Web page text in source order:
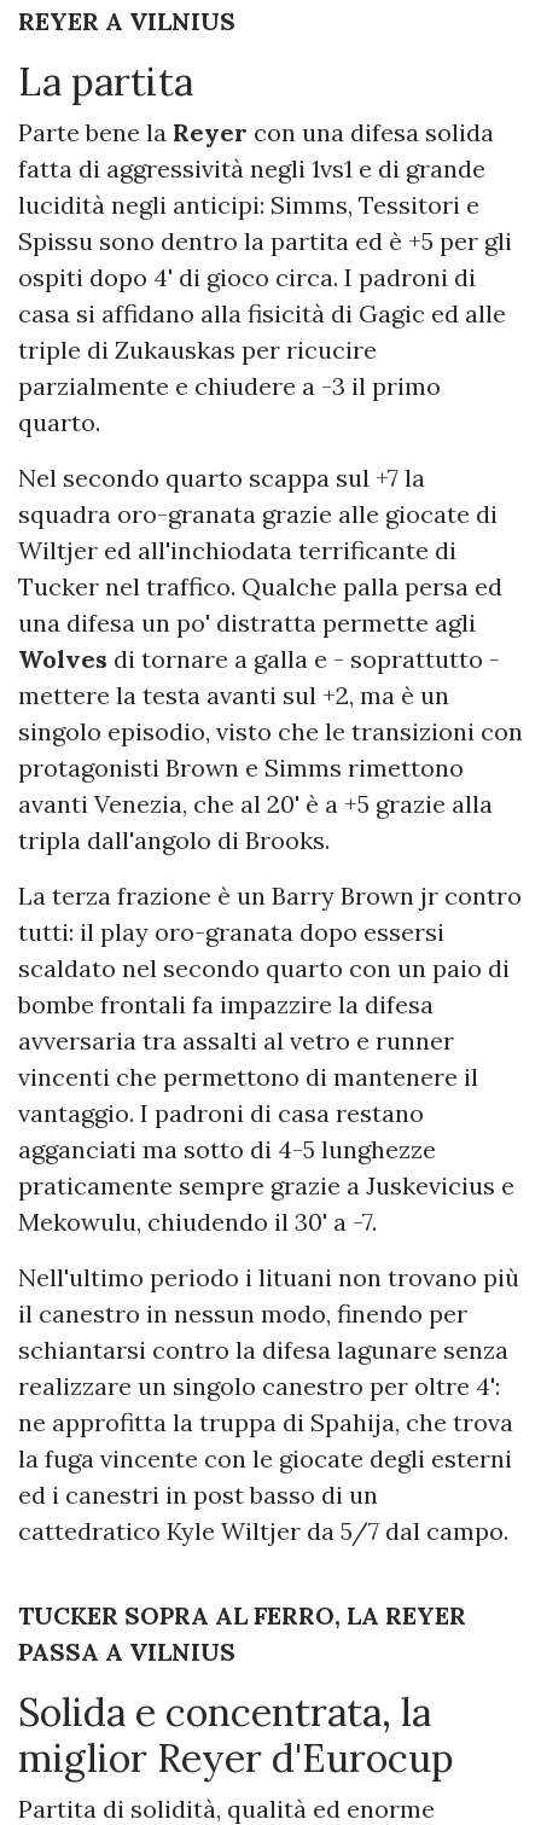
REYER A VILNIUS
La partita
Parte bene la Reyer con una difesa solida
fatta di aggressività negli 1vs1 e di grande
lucidità negli anticipi: Simms, Tessitori e
Spissu sono dentro la partita ed è +5 per gli
ospiti dopo 4' di gioco circa. I padroni di
casa si affidano alla fisicità di Gagic ed alle
triple di Zukauskas per ricucire
parzialmente e chiudere a -3 il primo
quarto.
Nel secondo quarto scappa sul +7 la
squadra oro-granata grazie alle giocate di
Wiltjer ed all'inchiodata terrificante di
Tucker nel traffico. Qualche palla persa ed
una difesa un po' distratta permette agli
Wolves di tornare a galla e - soprattutto -
mettere la testa avanti sul +2, ma è un
singolo episodio, visto che le transizioni con
protagonisti Brown e Simms rimettono
avanti Venezia, che al 20' è a +5 grazie alla
tripla dall'angolo di Brooks.
La terza frazione è un Barry Brown jr contro
tutti: il play oro-granata dopo essersi
scaldato nel secondo quarto con un paio di
bombe frontali fa impazzire la difesa
avversaria tra assalti al vetro e runner
vincenti che permettono di mantenere il
vantaggio. I padroni di casa restano
agganciati ma sotto di 4-5 lunghezze
praticamente sempre grazie a Juskevicius e
Mekowulu, chiudendo il 30' a -7.
Nell'ultimo periodo i lituani non trovano più
il canestro in nessun modo, finendo per
schiantarsi contro la difesa lagunare senza
realizzare un singolo canestro per oltre 4':
ne approfitta la truppa di Spahija, che trova
la fuga vincente con le giocate degli esterni
ed i canestri in post basso di un
cattedratico Kyle Wiltjer da 5/7 dal campo.
TUCKER SOPRA AL FERRO, LA REYER
PASSA A VILNIUS
Solida e concentrata, la
miglior Reyer d'Eurocup
Partita di solidità, qualità ed enorme